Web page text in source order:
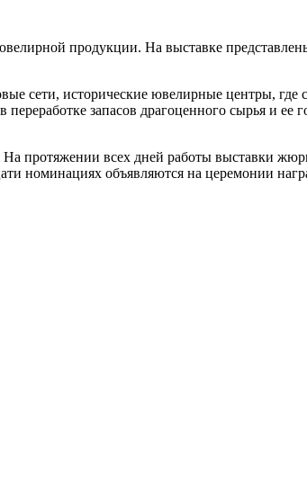
продукции. На выставке
сети, исторические ювелирные центры,
запасов драгоценного сырья и ее
протяжении всех дней работы выставки
номинациях объявляются на церемонии